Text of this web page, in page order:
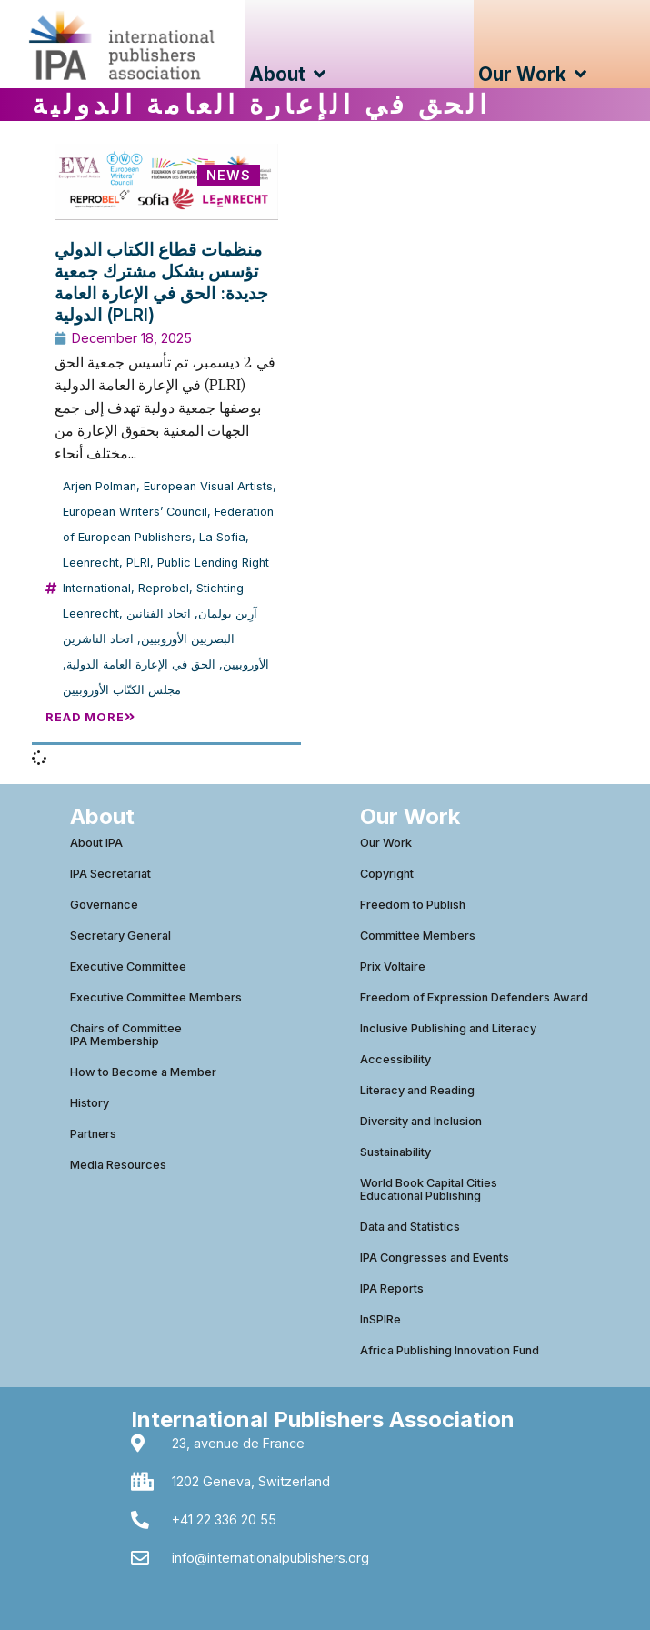
About Our Work
الحق في الإعارة العامة الدولية
NEWS
منظمات قطاع الكتاب الدولي
تؤسس بشكل مشترك جمعية
جديدة: الحق في الإعارة العامة
الدولية (PLRI)
December 18, 2025
في 2 ديسمبر، تم تأسيس جمعية الحق
في الإعارة العامة الدولية (PLRI)
بوصفها جمعية دولية تهدف إلى جمع
الجهات المعنية بحقوق الإعارة من
مختلف أنحاء...
Arjen Polman, European Visual Artists,
European Writers’ Council, Federation
of European Publishers, La Sofia,
Leenrecht, PLRI, Public Lending Right
International, Reprobel, Stichting
Leenrecht, آرِين بولمان, اتحاد الفنانين
البصريين الأوروبيين, اتحاد الناشرين
الأوروبيين, الحق في الإعارة العامة الدولية,
مجلس الكتّاب الأوروبيين
READ MORE
About
About IPA
IPA Secretariat
Governance
Secretary General
Executive Committee
Executive Committee Members
Chairs of Committee
IPA Membership
How to Become a Member
History
Partners
Media Resources
Our Work
Our Work
Copyright
Freedom to Publish
Committee Members
Prix Voltaire
Freedom of Expression Defenders Award
Inclusive Publishing and Literacy
Accessibility
Literacy and Reading
Diversity and Inclusion
Sustainability
World Book Capital Cities
Educational Publishing
Data and Statistics
IPA Congresses and Events
IPA Reports
InSPIRe
Africa Publishing Innovation Fund
International Publishers Association
23, avenue de France
1202 Geneva, Switzerland
+41 22 336 20 55
info@internationalpublishers.org